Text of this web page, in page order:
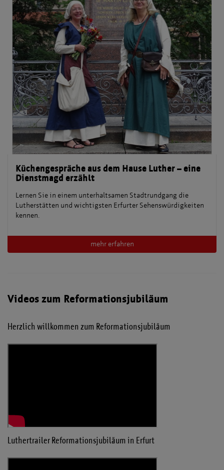
Küchengespräche aus dem Hause Luther – eine
Dienstmagd erzählt
Lernen Sie in einem unterhaltsamen Stadtrundgang die
Lutherstätten und wichtigsten Erfurter Sehenswürdigkeiten
kennen.
mehr erfahren
Videos zum Reformationsjubiläum
Herzlich willkommen zum Reformationsjubiläum
Luthertrailer Reformationsjubiläum in Erfurt